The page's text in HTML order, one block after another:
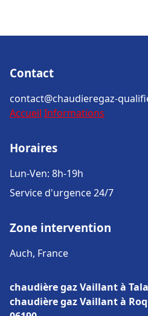
Contact
contact@chaudieregaz-
Accueil Informations
Horaires
Lun-Ven: 8h-19h
Service d'urgence 24/7
Zone intervention
Auch, France
chaudière gaz Vaillant à
chaudière gaz Vaillant à